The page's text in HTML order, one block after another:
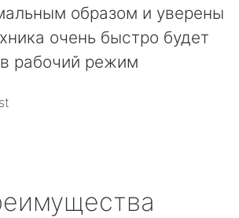
образом и уверены
очень быстро будет
рабочий режим